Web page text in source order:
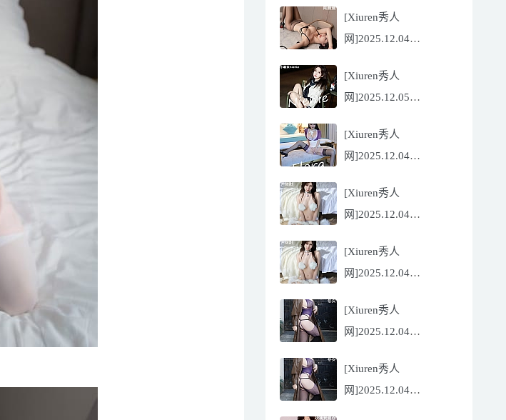
[Xiuren秀人
网]2025.12.04
[81P/751.43MB]
[Xiuren秀人
网]2025.12.05
nienie[60P/642.39MB]
[Xiuren秀人
网]2025.12.04
Flora[81P/832.27MB]
[Xiuren秀人
网]2025.12.04
[56P/602.69MB]
[Xiuren秀人
网]2025.12.04
[56P/602.69MB]
[Xiuren秀人
网]2025.12.04
[71P/960.78MB]
[Xiuren秀人
网]2025.12.04